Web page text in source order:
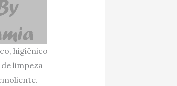
higiênico
limpeza